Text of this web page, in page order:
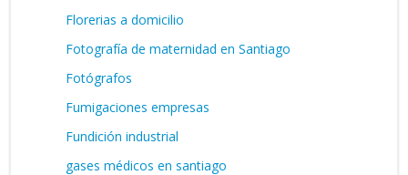
Florerias a domicilio
Fotografía de maternidad en Santiago
Fotógrafos
Fumigaciones empresas
Fundición industrial
gases médicos en santiago